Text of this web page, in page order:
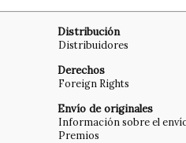
Distribución
Distribuidores
Derechos
Foreign Rights
Envío de originales
Información sobre el
Premios